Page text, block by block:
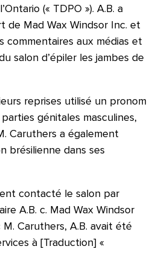
(« TDPO »). A.B. a
de Mad Wax Windsor Inc. et
commentaires aux médias et
salon d’épiler les jambes de
reprises utilisé un pronom
génitales masculines,
Caruthers a également
brésilienne dans ses
contacté le salon par
A.B. c. Mad Wax Windsor
Caruthers, A.B. avait été
à [Traduction] «